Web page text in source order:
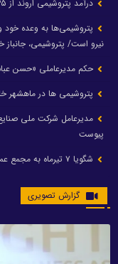
درآمد پتروشیمی اروند از ۳۵ همت عبور کرد
پتروشیمی‌ها به وعده
نیرو است/ پتروشیمی،
حکم مدیرعاملی «حسن
پتروشیمی ها در
مدیرعامل شرکت ملی
پیوست
شگویا ۷ تیرماه به مجمع عمومی می‌رود
گزارش تصویری